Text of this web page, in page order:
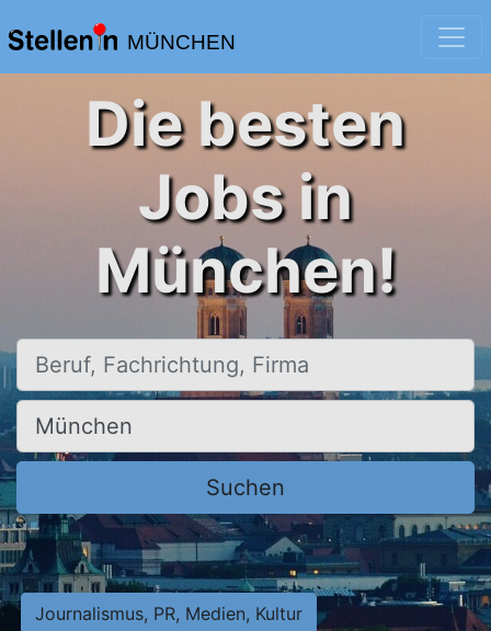
MÜNCHEN
Die besten
Jobs in
München!
Beruf, Fachrichtung, Firma
Ort, Stadt
Suchen
Journalismus, PR, Medien, Kultur